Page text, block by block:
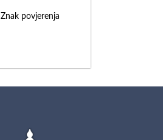
Znak povjerenja